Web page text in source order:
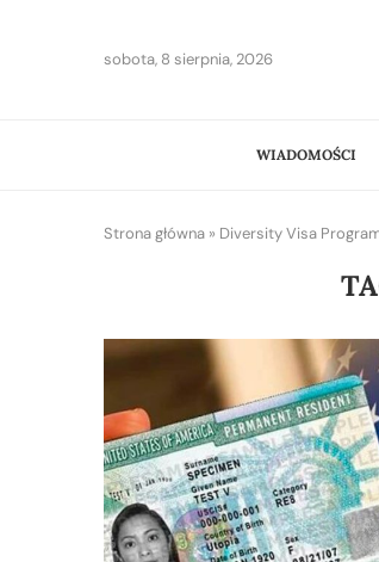
sobota, 8 sierpnia, 2026
WIADOMOŚCI
Strona główna » Diversity Visa